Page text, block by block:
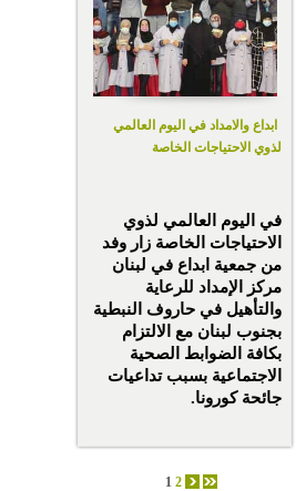
ابداع والامداد في اليوم العالمي
لذوي الاحتياجات الخاصة
في اليوم العالمي لذوي
الاحتياجات الخاصة زار وفد
من جمعية ابداع في لبنان
مركز الإمداد للرعاية
والتأهيل في حاروف النبطية
بجنوب لبنان مع الالتزام
بكافة الضوابط الصحية
الاجتماعية بسبب تداعيات
جائحة كورونا.
1 2